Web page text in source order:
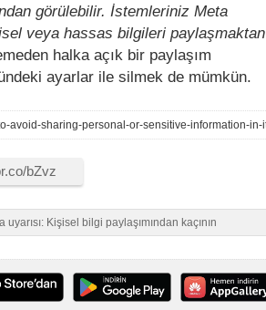
görülebilir. İstemleriniz Meta
veya hassas bilgileri paylaşmaktan
halka açık bir paylaşım
ayarlar ile silmek de mümkün.
uyarısı: Kişisel bilgi paylaşımından kaçının